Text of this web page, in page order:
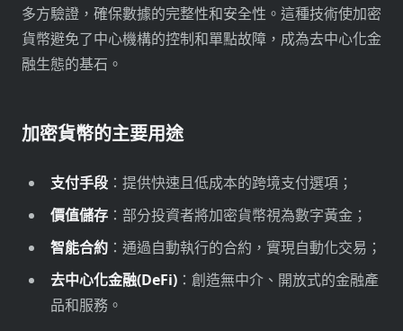
多方驗證，確保數據的完整性和安全性。這種技術使加密
貨幣避免了中心機構的控制和單點故障，成為去中心化金
融生態的基石。
加密貨幣的主要用途
支付手段 ：提供快速且低成本的跨境支付選項；
價值儲存 ：部分投資者將加密貨幣視為數字黃金；
智能合約 ：通過自動執行的合約，實現自動化交易；
去中心化金融(DeFi) ：創造無中介、開放式的金融產
品和服務。